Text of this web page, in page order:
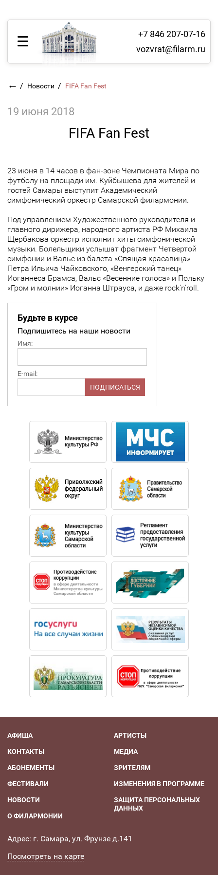
+7 846 207-07-16
vozvrat@filarm.ru
← / Новости / FIFA Fan Fest
19 июня 2018
FIFA Fan Fest
23 июня в 14 часов в фан-зоне Чемпионата Мира по
футболу на площади им. Куйбышева для жителей и
гостей Самары выступит Академический
симфонический оркестр Самарской филармонии.
Под управлением Художественного руководителя и
главного дирижера, народного артиста РФ Михаила
Щербакова оркестр исполнит хиты симфонической
музыки. Болельщики услышат фрагмент Четвертой
симфонии и Вальс из балета «Спящая красавица»
Петра Ильича Чайковского, «Венгерский танец»
Иоганнеса Брамса, Вальс «Весенние голоса» и Польку
«Гром и молнии» Иоганна Штрауса, и даже rock'n'roll.
Будьте в курсе
Подпишитесь на наши новости
Имя:
E-mail:
АФИША
КОНТАКТЫ
АБОНЕМЕНТЫ
ФЕСТИВАЛИ
НОВОСТИ
О ФИЛАРМОНИИ
АРТИСТЫ
МЕДИА
ЗРИТЕЛЯМ
ИЗМЕНЕНИЯ В ПРОГРАММЕ
ЗАЩИТА ПЕРСОНАЛЬНЫХ
ДАННЫХ
Адрес: г. Самара, ул. Фрунзе д.141
Посмотреть на карте